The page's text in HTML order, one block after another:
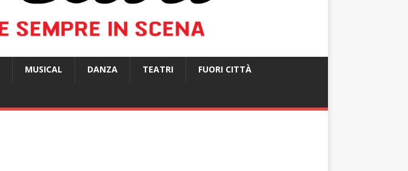
MUSICAL DANZA TEATRI FUORI CITTÀ